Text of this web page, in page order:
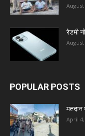
August
रेडमी
August
POPULAR POSTS
मतदान
April